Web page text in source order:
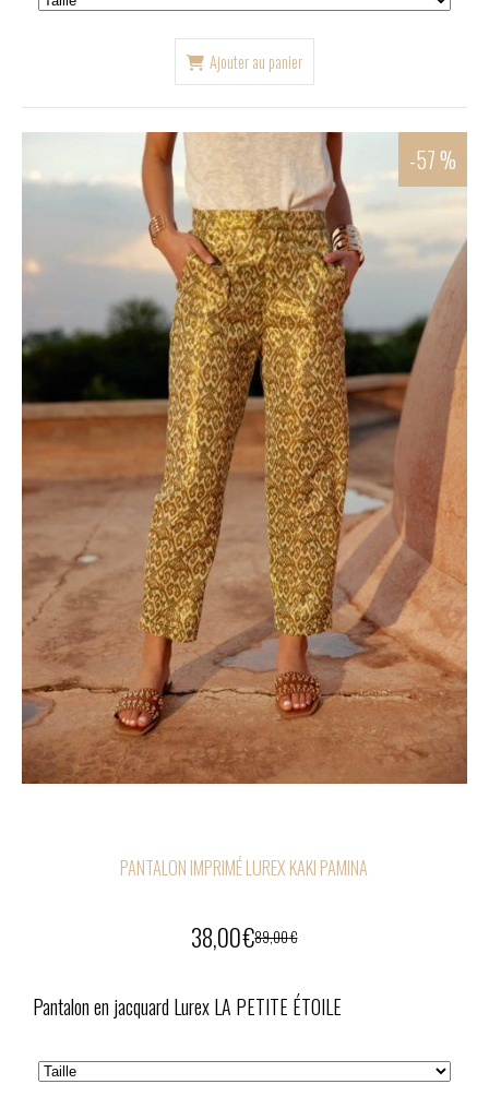
Ajouter au panier
-57 %
PANTALON IMPRIMÉ LUREX KAKI PAMINA
38,00€89,00€
Pantalon en jacquard Lurex LA PETITE ÉTOILE